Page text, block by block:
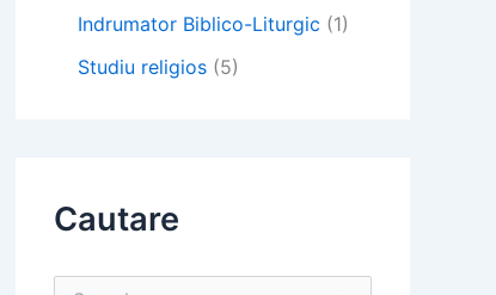
Indrumator Biblico-Liturgic (1)
Studiu religios (5)
Cautare